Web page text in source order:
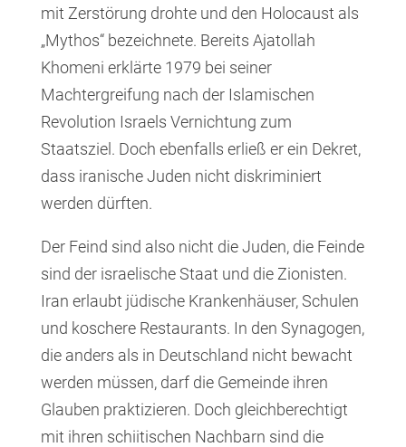
mit Zerstörung drohte und den Holocaust als
„Mythos“ bezeichnete. Bereits Ajatollah
Khomeni erklärte 1979 bei seiner
Machtergreifung nach der Islamischen
Revolution Israels Vernichtung zum
Staatsziel. Doch ebenfalls erließ er ein Dekret,
dass iranische Juden nicht diskriminiert
werden dürften.
Der Feind sind also nicht die Juden, die Feinde
sind der israelische Staat und die Zionisten.
Iran erlaubt jüdische Krankenhäuser, Schulen
und koschere Restaurants. In den Synagogen,
die anders als in Deutschland nicht bewacht
werden müssen, darf die Gemeinde ihren
Glauben praktizieren. Doch gleichberechtigt
mit ihren schiitischen Nachbarn sind die